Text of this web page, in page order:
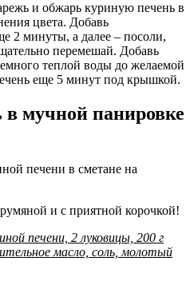
и обжарь куриную печень в
цвета. Добавь
2 минуты, а далее – посоли,
перемешай. Добавь
теплой воды до желаемой
еще 5 минут под крышкой.
в мучной панировке
и с приятной корочкой!
печени, 2 луковицы, 200 г
масло, соль, молотый